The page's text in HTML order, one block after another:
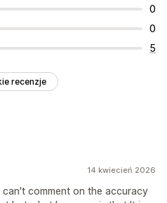
0
0
5
recenzje
14 kwiecień 2026
comment on the accuracy